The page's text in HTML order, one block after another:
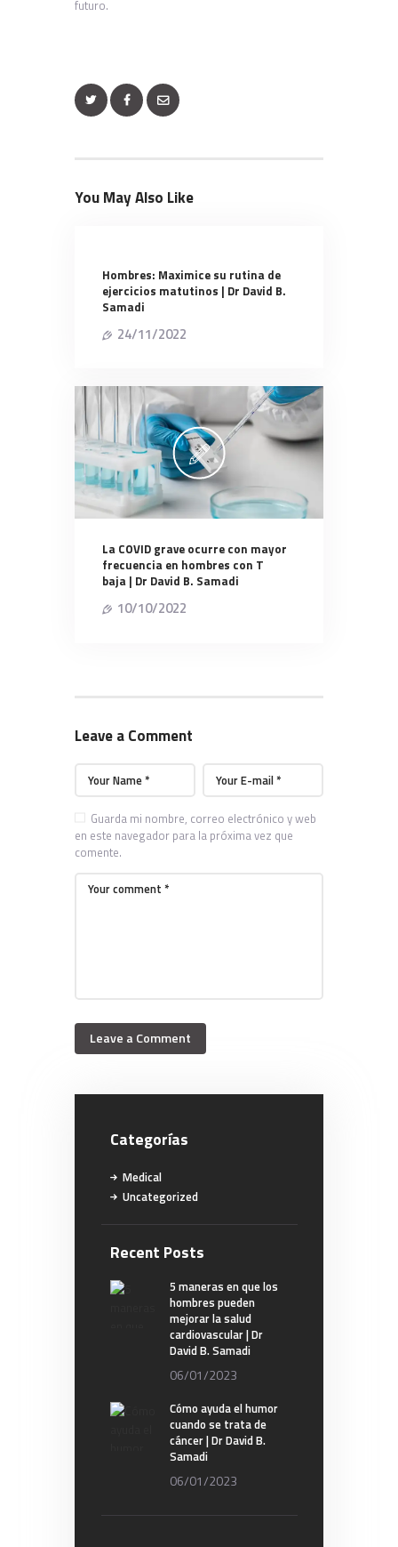
futuro.
You May Also Like
Hombres: Maximice su rutina de
ejercicios matutinos | Dr David B.
Samadi
24/11/2022
La COVID grave ocurre con mayor
frecuencia en hombres con T
baja | Dr David B. Samadi
10/10/2022
Leave a Comment
Guarda mi nombre, correo electrónico y web
en este navegador para la próxima vez que
comente.
Categorías
Medical
Uncategorized
Recent Posts
5 maneras en que los
hombres pueden
mejorar la salud
cardiovascular | Dr
David B. Samadi
06/01/2023
Cómo ayuda el humor
cuando se trata de
cáncer | Dr David B.
Samadi
06/01/2023